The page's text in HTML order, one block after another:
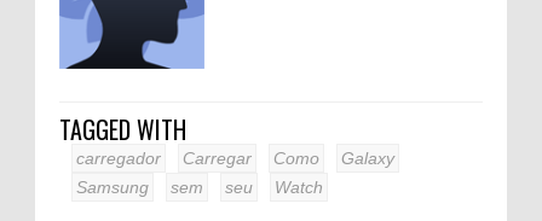
TAGGED WITH
carregador Carregar Como
Galaxy
Samsung
sem seu Watch